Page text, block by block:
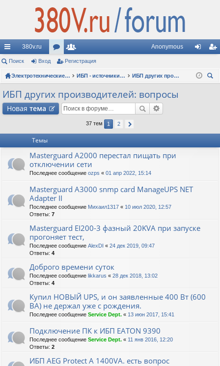
с
ы
лк
380v.ru
ор
ум
ол
ьз
ат
и
Anonymous
д ис
Поиск Вход Регистрация
Электротехнические форумы ИБП - источники бесперебойного питания
ИБП других производителей: вопросы
ИБП других производителей: вопросы
Новая тема
37 тем 1 2
Темы
Masterguard A2000 перестал пищать при
отключении сети
Последнее сообщение ozps « 01 апр 2022, 15:14
Masterguard A3000 snmp card ManageUPS NET
Adapter II
Последнее сообщение Михаил1317 « 10 июл 2020, 12:57
Ответы: 7
Masterguard EI200-3 фазный 20KVA при запуске
прогоняет тест,
Последнее сообщение AlexDI « 24 дек 2019, 09:47
Ответы: 4
Доброго времени суток
Последнее сообщение likkarus « 28 дек 2018, 13:02
Ответы: 4
Купил НОВЫЙ UPS, и он заявленные 400 Вт (600
ВА) не держал уже с рождения.
Последнее сообщение Service Dept. « 13 июн 2017, 15:41
Подключение ПК к ИБП EATON 9390
Последнее сообщение Service Dept. « 11 янв 2016, 12:20
Ответы: 2
ИБП AEG Protect A 1400VA. есть вопрос